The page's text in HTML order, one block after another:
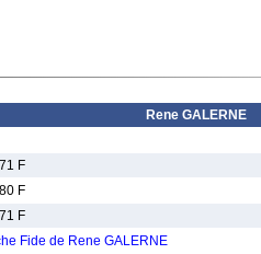
Rene GALERNE
F
F
F
Fide de Rene GALERNE